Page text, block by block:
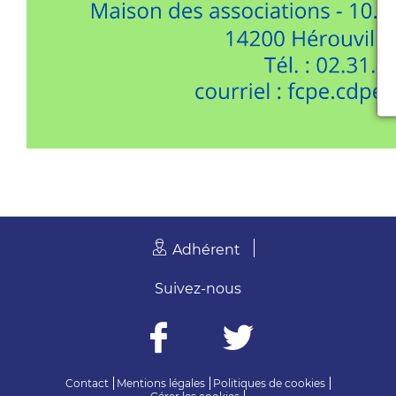
Adhérent
Contact Mentions légales
Politiques de cookies
Suivez-nous